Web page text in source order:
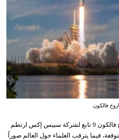
فالكون
يُعتقد أن جزءاً ضخماً تائهاً من صاروخ فالكون 9 تابع لشركة سبيس إكس ارتطم
فيما يترقب العلماء حول العالم صوراً